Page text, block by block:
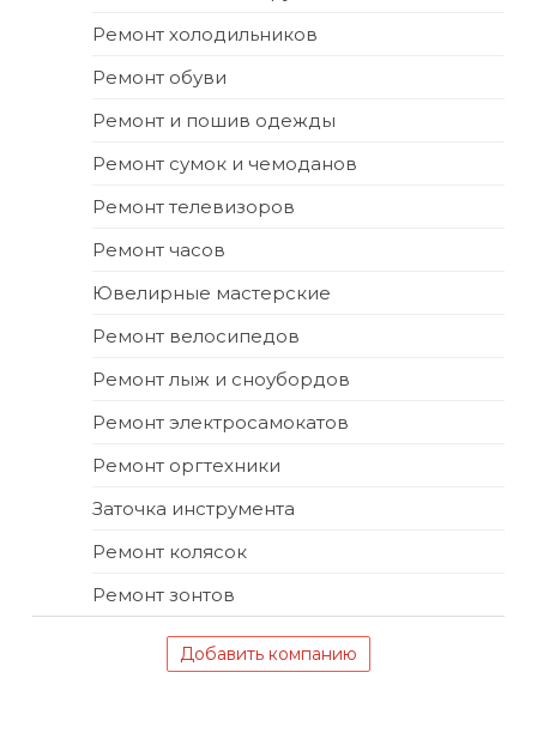
Ремонт холодильников
Ремонт обуви
Ремонт и пошив одежды
Ремонт сумок и чемоданов
Ремонт телевизоров
Ремонт часов
Ювелирные мастерские
Ремонт велосипедов
Ремонт лыж и сноубордов
Ремонт электросамокатов
Ремонт оргтехники
Заточка инструмента
Ремонт колясок
Ремонт зонтов
Добавить компанию